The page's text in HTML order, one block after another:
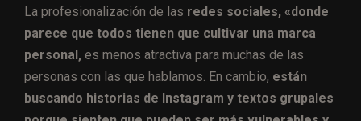
La profesionalización de las redes sociales, «donde
parece que todos tienen que cultivar una marca
personal, es menos atractiva para muchas de las
personas con las que hablamos. En cambio, están
buscando historias de Instagram y textos grupales